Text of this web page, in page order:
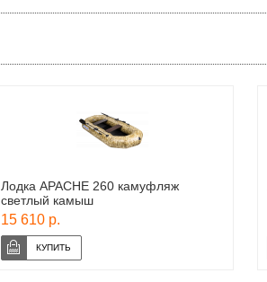
Лодка APACHE 260 камуфляж
светлый камыш
15 610 р.